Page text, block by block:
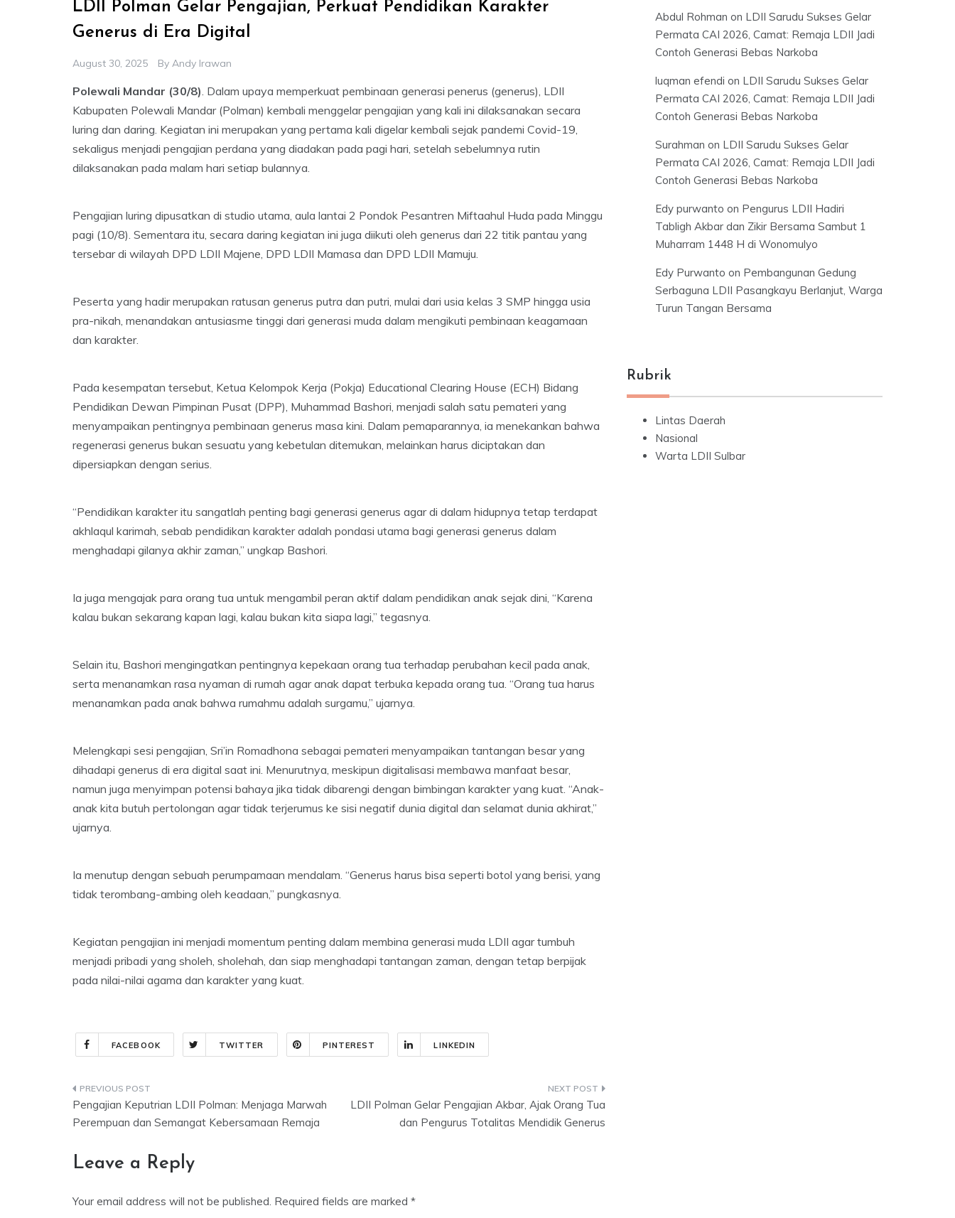
LDII Polman Gelar Pengajian, Perkuat Pendidikan Karakter
Generus di Era Digital
August 30, 2025 By Andy Irawan
Polewali Mandar (30/8) . Dalam upaya memperkuat pembinaan generasi penerus (generus), LDII
Kabupaten Polewali Mandar (Polman) kembali menggelar pengajian yang kali ini dilaksanakan secara
luring dan daring. Kegiatan ini merupakan yang pertama kali digelar kembali sejak pandemi Covid-19,
sekaligus menjadi pengajian perdana yang diadakan pada pagi hari, setelah sebelumnya rutin
dilaksanakan pada malam hari setiap bulannya.
Pengajian luring dipusatkan di studio utama, aula lantai 2 Pondok Pesantren Miftaahul Huda pada Minggu
pagi (10/8). Sementara itu, secara daring kegiatan ini juga diikuti oleh generus dari 22 titik pantau yang
tersebar di wilayah DPD LDII Majene, DPD LDII Mamasa dan DPD LDII Mamuju.
Peserta yang hadir merupakan ratusan generus putra dan putri, mulai dari usia kelas 3 SMP hingga usia
pra-nikah, menandakan antusiasme tinggi dari generasi muda dalam mengikuti pembinaan keagamaan
dan karakter.
Pada kesempatan tersebut, Ketua Kelompok Kerja (Pokja) Educational Clearing House (ECH) Bidang
Pendidikan Dewan Pimpinan Pusat (DPP), Muhammad Bashori, menjadi salah satu pemateri yang
menyampaikan pentingnya pembinaan generus masa kini. Dalam pemaparannya, ia menekankan bahwa
regenerasi generus bukan sesuatu yang kebetulan ditemukan, melainkan harus diciptakan dan
dipersiapkan dengan serius.
“Pendidikan karakter itu sangatlah penting bagi generasi generus agar di dalam hidupnya tetap terdapat
akhlaqul karimah, sebab pendidikan karakter adalah pondasi utama bagi generasi generus dalam
menghadapi gilanya akhir zaman,” ungkap Bashori.
Ia juga mengajak para orang tua untuk mengambil peran aktif dalam pendidikan anak sejak dini, “Karena
kalau bukan sekarang kapan lagi, kalau bukan kita siapa lagi,” tegasnya.
Selain itu, Bashori mengingatkan pentingnya kepekaan orang tua terhadap perubahan kecil pada anak,
serta menanamkan rasa nyaman di rumah agar anak dapat terbuka kepada orang tua. “Orang tua harus
menanamkan pada anak bahwa rumahmu adalah surgamu,” ujarnya.
Melengkapi sesi pengajian, Sri’in Romadhona sebagai pemateri menyampaikan tantangan besar yang
dihadapi generus di era digital saat ini. Menurutnya, meskipun digitalisasi membawa manfaat besar,
namun juga menyimpan potensi bahaya jika tidak dibarengi dengan bimbingan karakter yang kuat. “Anak-
anak kita butuh pertolongan agar tidak terjerumus ke sisi negatif dunia digital dan selamat dunia akhirat,”
ujarnya.
Ia menutup dengan sebuah perumpamaan mendalam. “Generus harus bisa seperti botol yang berisi, yang
tidak terombang-ambing oleh keadaan,” pungkasnya.
Kegiatan pengajian ini menjadi momentum penting dalam membina generasi muda LDII agar tumbuh
menjadi pribadi yang sholeh, sholehah, dan siap menghadapi tantangan zaman, dengan tetap berpijak
pada nilai-nilai agama dan karakter yang kuat.
FACEBOOK TWITTER PINTEREST LINKEDIN
Post
navigation
Pengajian Keputrian LDII Polman: Menjaga Marwah
Perempuan dan Semangat Kebersamaan Remaja
LDII Polman Gelar Pengajian Akbar, Ajak Orang Tua
dan Pengurus Totalitas Mendidik Generus
Leave a Reply
Your email address will not be published. Required fields are marked *
Abdul Rohman on LDII Sarudu Sukses Gelar
Permata CAI 2026, Camat: Remaja LDII Jadi
Contoh Generasi Bebas Narkoba
luqman efendi on LDII Sarudu Sukses Gelar
Permata CAI 2026, Camat: Remaja LDII Jadi
Contoh Generasi Bebas Narkoba
Surahman on LDII Sarudu Sukses Gelar
Permata CAI 2026, Camat: Remaja LDII Jadi
Contoh Generasi Bebas Narkoba
Edy purwanto on Pengurus LDII Hadiri
Tabligh Akbar dan Zikir Bersama Sambut 1
Muharram 1448 H di Wonomulyo
Edy Purwanto on Pembangunan Gedung
Serbaguna LDII Pasangkayu Berlanjut, Warga
Turun Tangan Bersama
Rubrik
Lintas Daerah
Nasional
Warta LDII Sulbar